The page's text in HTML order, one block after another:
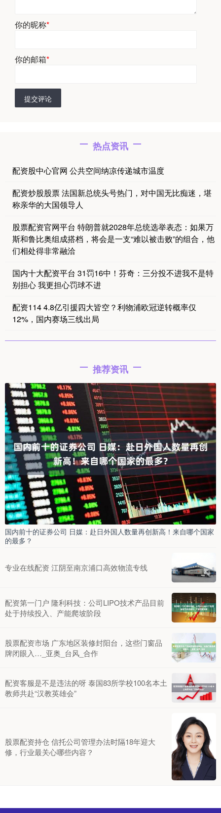
你的昵称*
你的邮箱*
提交评论
热点资讯
配资股中心官网 公共空间纳凉传递城市温度
配资炒股股票 法国新总统头号热门，对中国无比痴迷，堪
称亲华的大国领导人
股票配资官网平台 特朗普就2028年总统选举表态：如果万
斯和鲁比奥组成搭档，将会是一支“难以被击败”的组合，他
们相处得非常融洽
国内十大配资平台 31罚16中！芬奇：三分投不进我不是特
别担心 我更担心罚球不进
配资114 4.8亿引援四大皆空？利物浦欧冠逆转概率仅
12%，国内赛场三线出局
推荐资讯
国内前十的证券公司 日媒：赴日外国人数量再创新高！来自哪个国家
的最多？
专业在线配资 江阴至南京浦口高效物流专线
配资第一门户 隆利科技：公司LIPO技术产品目前
处于持续投入、产能爬坡阶段
股票配资市场 广东地区装修封阳台，这些门窗品
牌闭眼入…_亚奥_台风_合作
配资客服是不是违法的呀 泰国83所学校100名本土
教师共赴“汉教英雄会”
股票配资持仓 信托公司管理办法时隔18年迎大
修，行业最关心哪些内容？